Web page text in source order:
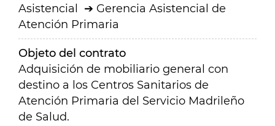
Asistencial
Gerencia Asistencial de
Atención Primaria
Objeto del contrato
Adquisición de mobiliario general con
destino a los Centros Sanitarios de
Atención Primaria del Servicio Madrileño
de Salud.